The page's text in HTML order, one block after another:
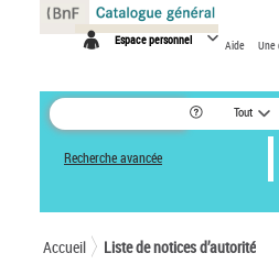
Espace personnel Aide Une
Tout
Recherche avancée
Accueil Liste de notices d’autorité
Panneau de gestion des cookies